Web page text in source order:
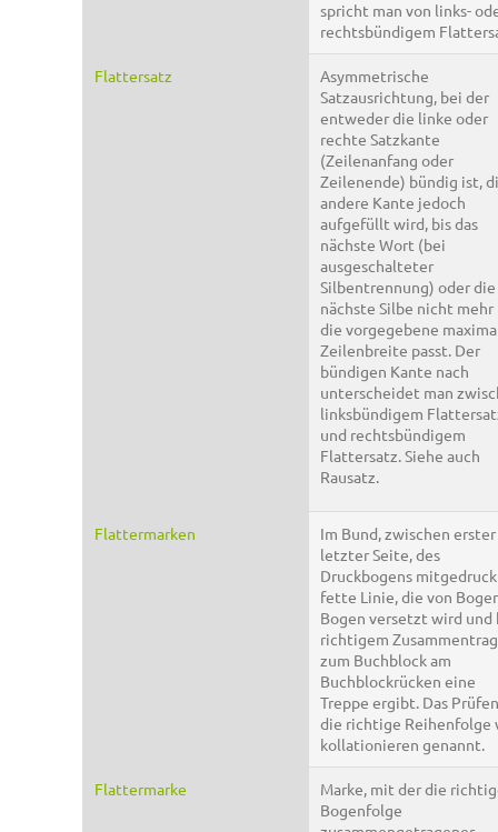
spricht man von links-
rechtsbündigem
Flattersatz
Asymmetrische
Satzausrichtung, bei der
entweder die linke oder
rechte Satzkante
(Zeilenanfang oder
Zeilenende) bündig ist,
andere Kante jedoch
aufgefüllt wird, bis das
nächste Wort (bei
ausgeschalteter
Silbentrennung) oder die
nächste Silbe nicht mehr
die vorgegebene
Zeilenbreite passt. Der
bündigen Kante nach
unterscheidet man
linksbündigem
und rechtsbündigem
Flattersatz. Siehe auch
Rausatz.
Flattermarken
Im Bund, zwischen
letzter Seite, des
Druckbogens
fette Linie, die von
Bogen versetzt wird und
richtigem
zum Buchblock am
Buchblockrücken eine
Treppe ergibt. Das
die richtige Reihenfolge
kollationieren genannt.
Flattermarke
Marke, mit der die
Bogenfolge